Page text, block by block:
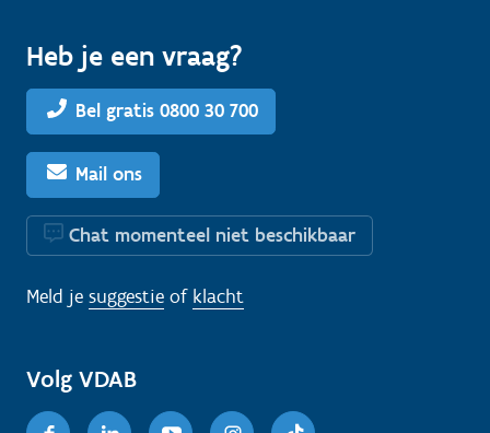
Heb je een vraag?
Bel gratis 0800 30 700
Mail ons
Chat momenteel niet beschikbaar
Meld je suggestie of klacht
Volg VDAB
FacebookLinkedinYoutubeInstagram